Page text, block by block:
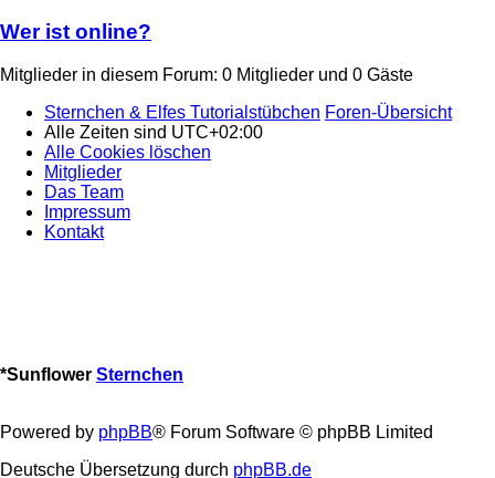
Wer ist online?
Mitglieder in diesem Forum: 0 Mitglieder und 0 Gäste
Sternchen & Elfes Tutorialstübchen Foren-Übersicht
Alle Zeiten sind UTC+02:00
Alle Cookies löschen
Mitglieder
Das Team
Impressum
Kontakt
*Sunflower Sternchen
Powered by phpBB® Forum Software © phpBB Limited
Deutsche Übersetzung durch phpBB.de